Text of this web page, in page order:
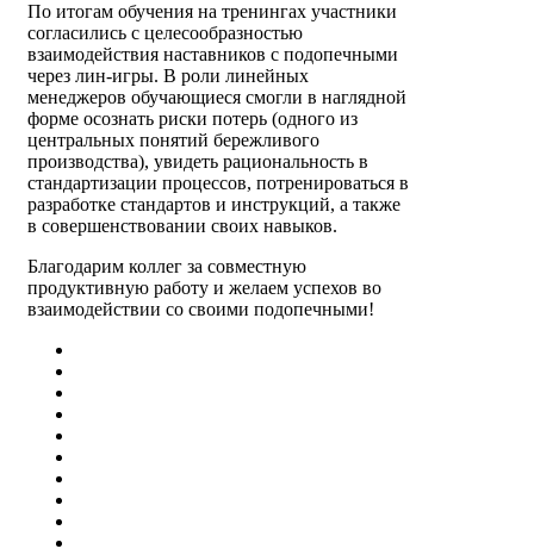
По итогам обучения на тренингах участники
согласились с целесообразностью
взаимодействия наставников с подопечными
через лин-игры. В роли линейных
менеджеров обучающиеся смогли в наглядной
форме осознать риски потерь (одного из
центральных понятий бережливого
производства), увидеть рациональность в
стандартизации процессов, потренироваться в
разработке стандартов и инструкций, а также
в совершенствовании своих навыков.
Благодарим коллег за совместную
продуктивную работу и желаем успехов во
взаимодействии со своими подопечными!